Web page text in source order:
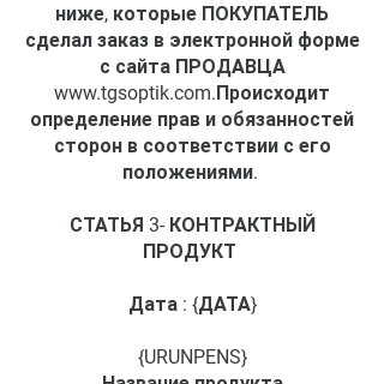
ниже, которые ПОКУПАТЕЛЬ
сделал заказ в электронной форме
с сайта ПРОДАВЦА
www.tgsoptik.com.Происходит
определение прав и обязанностей
сторон в соответствии с его
положениями.
СТАТЬЯ 3- КОНТРАКТНЫЙ
ПРОДУКТ
Дата : {ДАТА}
{URUNPENS}